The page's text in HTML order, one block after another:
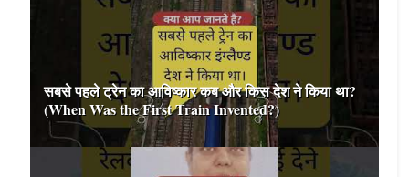
सबसे पहले ट्रेन का आविष्कार कब और किस देश ने किया था?
(When Was the First Train Invented?)